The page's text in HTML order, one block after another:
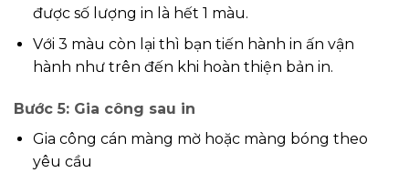
được số lượng in là hết 1 màu.
Với 3 màu còn lại thì bạn tiến hành in ấn vận
hành như trên đến khi hoàn thiện bản in.
Bước 5: Gia công sau in
Gia công cán màng mờ hoặc màng bóng theo
yêu cầu